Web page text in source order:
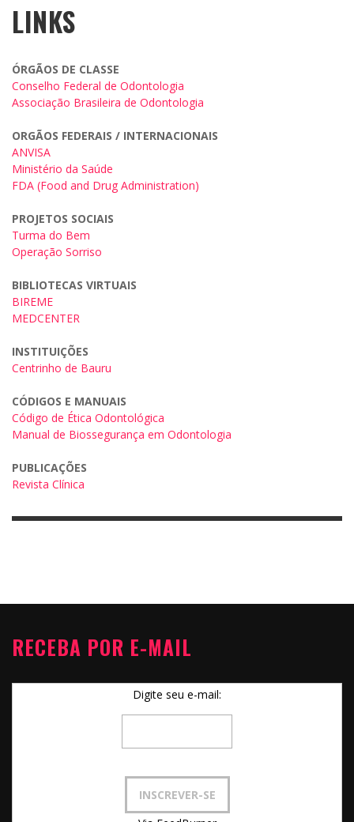
LINKS
ÓRGÃOS DE CLASSE
Conselho Federal de Odontologia
Associação Brasileira de Odontologia
ORGÃOS FEDERAIS / INTERNACIONAIS
ANVISA
Ministério da Saúde
FDA (Food and Drug Administration)
PROJETOS SOCIAIS
Turma do Bem
Operação Sorriso
BIBLIOTECAS VIRTUAIS
BIREME
MEDCENTER
INSTITUIÇÕES
Centrinho de Bauru
CÓDIGOS E MANUAIS
Código de Ética Odontológica
Manual de Biossegurança em Odontologia
PUBLICAÇÕES
Revista Clínica
RECEBA POR E-MAIL
Digite seu e-mail: